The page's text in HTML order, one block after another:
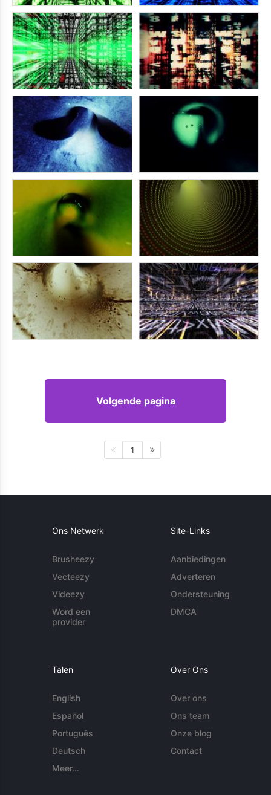
Volgende pagina
1
Ons Netwerk
Brusheezy
Vecteezy
Videezy
Word een
provider
Site-Links
Aanbiedingen
Adverteren
Ondersteuning
DMCA
Talen
English
Español
Português
Deutsch
Meer...
Over Ons
Over ons
Ons team
Onze blog
Contact